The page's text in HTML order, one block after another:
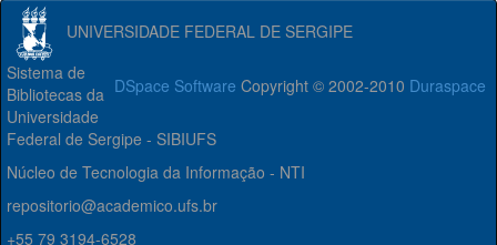
UNIVERSIDADE FEDERAL DE SERGIPE
DSpace Software Copyright © 2002-2010 Duraspace
Sistema de
Bibliotecas da
Universidade
Federal de Sergipe - SIBIUFS
Núcleo de Tecnologia da Informação - NTI
repositorio@academico.ufs.br
+55 79 3194-6528